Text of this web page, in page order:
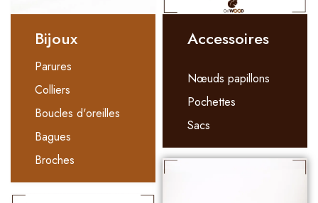
Bijoux
Parures
Colliers
Boucles d'oreilles
Bagues
Broches
Accessoires
Nœuds papillons
Pochettes
Sacs